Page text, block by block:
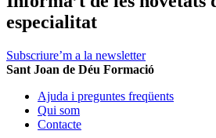
especialitat
Subscriure’m a la newsletter
Sant Joan de Déu Formació
Ajuda i preguntes freqüents
Qui som
Contacte